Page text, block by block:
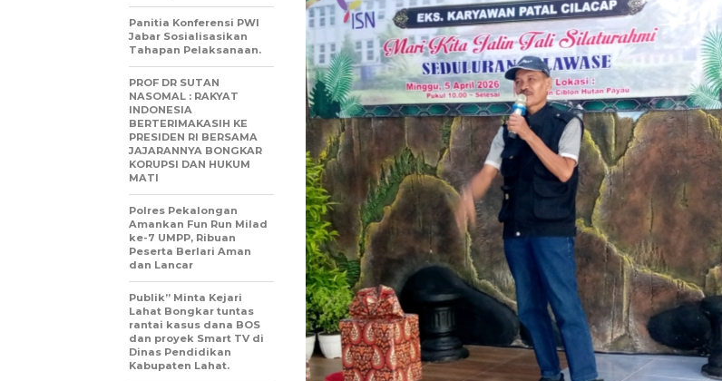
Panitia Konferensi PWI
Jabar Sosialisasikan
Tahapan Pelaksanaan.
PROF DR SUTAN
NASOMAL : RAKYAT
INDONESIA
BERTERIMAKASIH KE
PRESIDEN RI BERSAMA
JAJARANNYA BONGKAR
KORUPSI DAN HUKUM
MATI
Polres Pekalongan
Amankan Fun Run Milad
ke-7 UMPP, Ribuan
Peserta Berlari Aman
dan Lancar
Publik” Minta Kejari
Lahat Bongkar tuntas
rantai kasus dana BOS
dan proyek Smart TV di
Dinas Pendidikan
Kabupaten Lahat.